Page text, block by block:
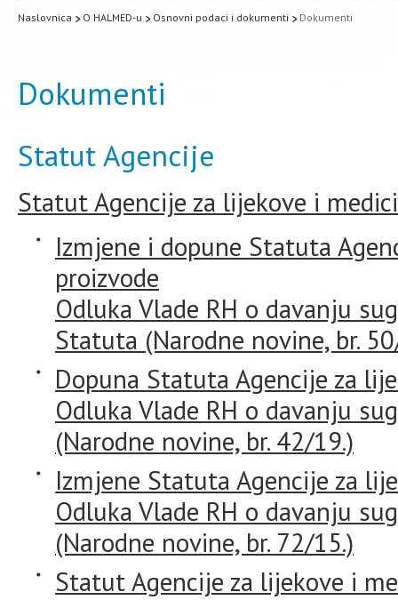
Naslovnica O HALMED-u Osnovni podaci i dokumenti Dokumenti
Dokumenti
Statut Agencije
Statut Agencije za lijekove i
Izmjene i dopune Statuta
proizvode
Odluka Vlade RH o davanju
Statuta (Narodne novine, br.
Dopuna Statuta Agencije za
Odluka Vlade RH o davanju
(Narodne novine, br. 42/19.)
Izmjene Statuta Agencije za
Odluka Vlade RH o davanju
(Narodne novine, br. 72/15.)
Statut Agencije za lijekove i